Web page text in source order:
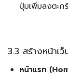
ปุ่มเพิ่มลงตะก
3.3 สร้างหน้าเ
หน้าแรก